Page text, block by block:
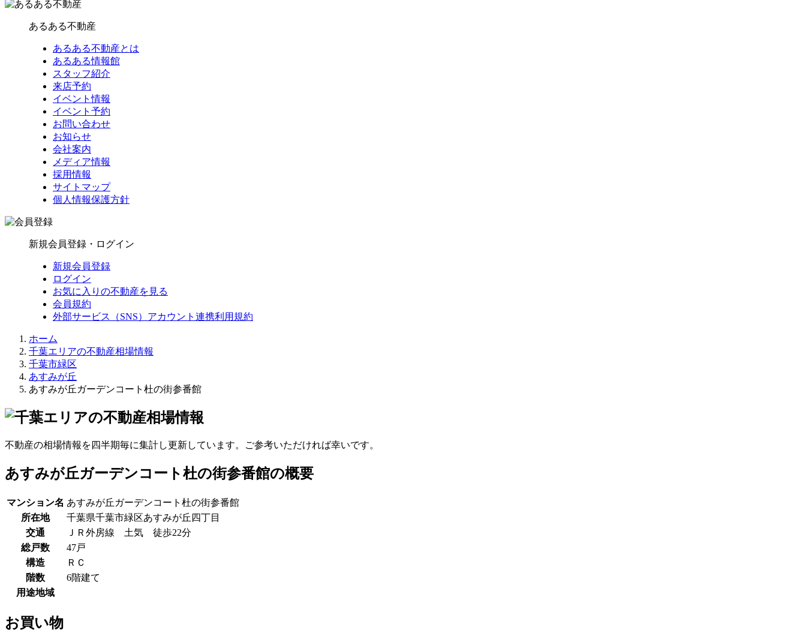
あるある不動産
あるある不動産とは
あるある情報館
スタッフ紹介
来店予約
イベント情報
イベント予約
お問い合わせ
お知らせ
会社案内
メディア情報
採用情報
サイトマップ
個人情報保護方針
新規会員登録・ログイン
新規会員登録
ログイン
お気に入りの不動産を見る
会員規約
外部サービス（SNS）アカウント連携利用規約
ホーム
千葉エリアの不動産相場情報
千葉市緑区
あすみが丘
あすみが丘ガーデンコート杜の街参番館
不動産の相場情報を四半期毎に集計し更新しています。ご参考いただければ幸いです。
あすみが丘ガーデンコート杜の街参番館の概要
マンション名 あすみが丘ガーデンコート杜の街参番館
所在地
千葉県千葉市緑区あすみが丘四丁目
交通
ＪＲ外房線 土気 徒歩22分
総戸数
47戸
構造
ＲＣ
階数
6階建て
用途地域
お買い物